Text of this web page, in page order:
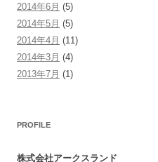
2014年6月 (5)
2014年5月 (5)
2014年4月 (11)
2014年3月 (4)
2013年7月 (1)
PROFILE
株式会社アークスランド